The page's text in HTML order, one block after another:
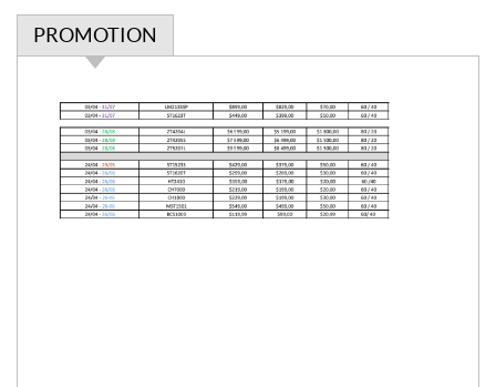
PROMOTION